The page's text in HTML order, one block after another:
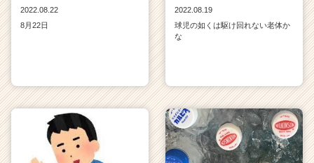
2022.08.22
8月22日
2022.08.19
球児の如くは駆け回れない老体か
な